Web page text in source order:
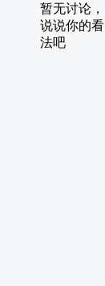
暂无讨论，
说说你的看
法吧